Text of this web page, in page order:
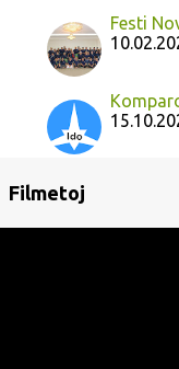
Festi
Filmetoj